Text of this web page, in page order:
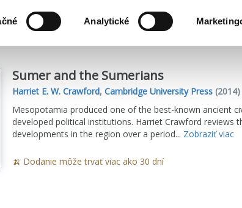
Analytické
Sumer and the Sumerians
Harriet E. W. Crawford, Cambridge University Press(2014)
Mesopotamia produced one of the best-known ancient
developed political institutions. Harriet Crawford reviews
developments in the region over a period... Zobraziť viac
🍌 Dodanie môže trvať viac ako 30 dní